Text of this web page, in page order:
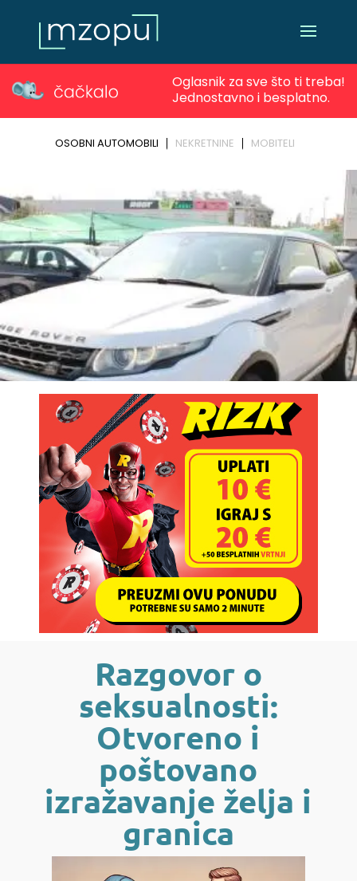
Razgovor o
seksualnosti:
Otvoreno i
poštovano
izražavanje želja i
granica